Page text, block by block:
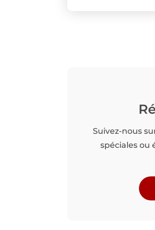
Suivez-nous
spéciales ou